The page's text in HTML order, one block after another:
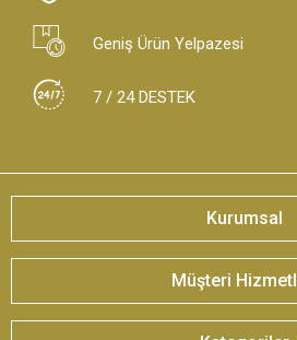
Geniş Ürün Yelpazesi
7 / 24 DESTEK
Kurumsal
Müşteri